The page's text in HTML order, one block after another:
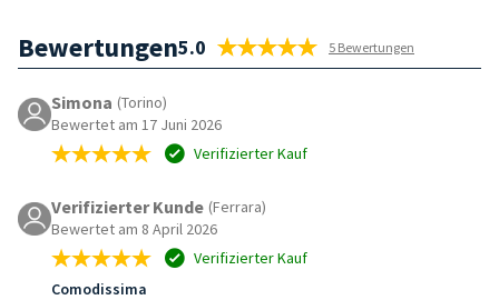
Bewertungen5.0 5 Bewertungen
Simona (Torino)
Bewertet am 17 Juni 2026
Verifizierter Kauf
Verifizierter Kunde (Ferrara)
Bewertet am 8 April 2026
Verifizierter Kauf
Comodissima